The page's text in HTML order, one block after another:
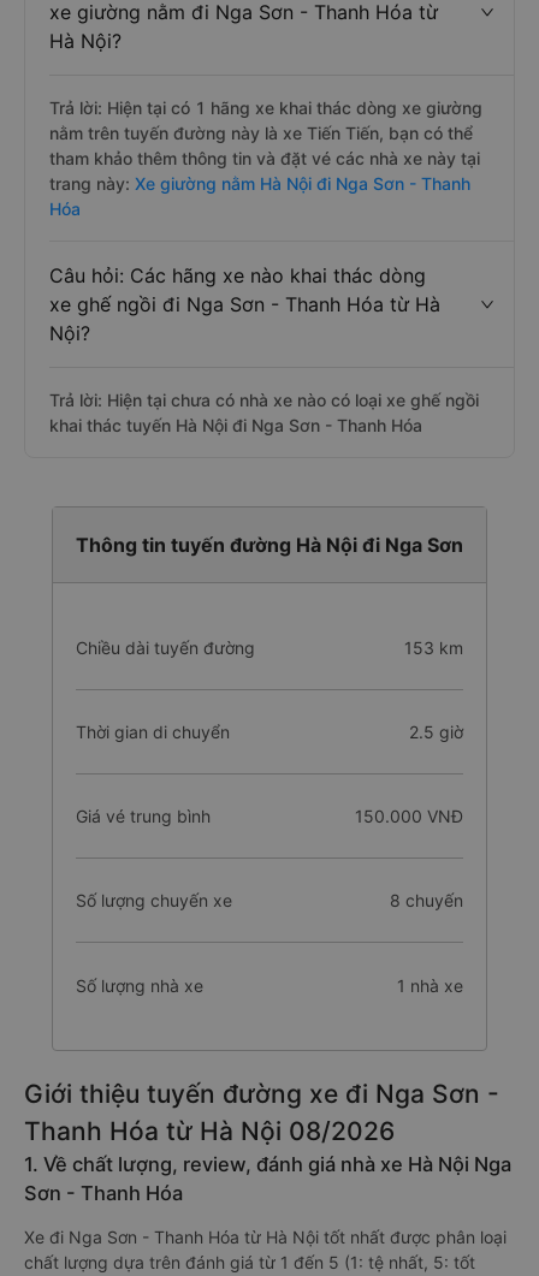
xe giường nằm đi Nga Sơn - Thanh Hóa từ
Hà Nội?
Trả lời: Hiện tại có 1 hãng xe khai thác dòng xe giường
nằm trên tuyến đường này là xe Tiến Tiến, bạn có thể
tham khảo thêm thông tin và đặt vé các nhà xe này tại
trang này: Xe giường nằm Hà Nội đi Nga Sơn - Thanh
Hóa
Câu hỏi: Các hãng xe nào khai thác dòng
xe ghế ngồi đi Nga Sơn - Thanh Hóa từ Hà
Nội?
Trả lời: Hiện tại chưa có nhà xe nào có loại xe ghế ngồi
khai thác tuyến Hà Nội đi Nga Sơn - Thanh Hóa
Thông tin tuyến đường Hà Nội đi Nga Sơn
Chiều dài tuyến đường 153 km
Thời gian di chuyển 2.5 giờ
Giá vé trung bình 150.000 VNĐ
Số lượng chuyến xe 8 chuyến
Số lượng nhà xe 1 nhà xe
Giới thiệu tuyến đường xe đi Nga Sơn -
Thanh Hóa từ Hà Nội 08/2026
1. Về chất lượng, review, đánh giá nhà xe Hà Nội Nga
Sơn - Thanh Hóa
Xe đi Nga Sơn - Thanh Hóa từ Hà Nội tốt nhất được phân loại
chất lượng dựa trên đánh giá từ 1 đến 5 (1: tệ nhất, 5: tốt